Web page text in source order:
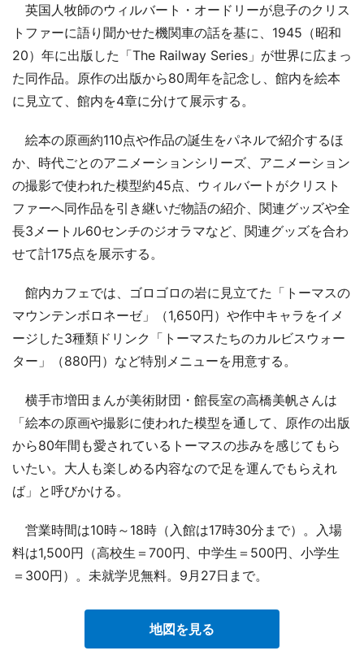
英国人牧師のウィルバート・オードリーが息子のクリス
トファーに語り聞かせた機関車の話を基に、1945（昭和
20）年に出版した「The Railway Series」が世界に広まっ
た同作品。原作の出版から80周年を記念し、館内を絵本
に見立て、館内を4章に分けて展示する。
絵本の原画約110点や作品の誕生をパネルで紹介するほ
か、時代ごとのアニメーションシリーズ、アニメーション
の撮影で使われた模型約45点、ウィルバートがクリスト
ファーへ同作品を引き継いだ物語の紹介、関連グッズや全
長3メートル60センチのジオラマなど、関連グッズを合わ
せて計175点を展示する。
館内カフェでは、ゴロゴロの岩に見立てた「トーマスの
マウンテンボロネーゼ」（1,650円）や作中キャラをイメ
ージした3種類ドリンク「トーマスたちのカルビスウォー
ター」（880円）など特別メニューを用意する。
横手市増田まんが美術財団・館長室の高橋美帆さんは
「絵本の原画や撮影に使われた模型を通して、原作の出版
から80年間も愛されているトーマスの歩みを感じてもら
いたい。大人も楽しめる内容なので足を運んでもらえれ
ば」と呼びかける。
営業時間は10時～18時（入館は17時30分まで）。入場
料は1,500円（高校生＝700円、中学生＝500円、小学生
＝300円）。未就学児無料。9月27日まで。
地図を見る